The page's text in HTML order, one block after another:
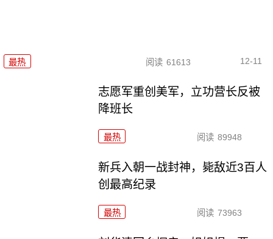
最热 阅读 61613 12-11
志愿军重创美军，立功营长反被
降班长
最热 阅读 89948
新兵入朝一战封神，毙敌近3百人
创最高纪录
最热 阅读 73963